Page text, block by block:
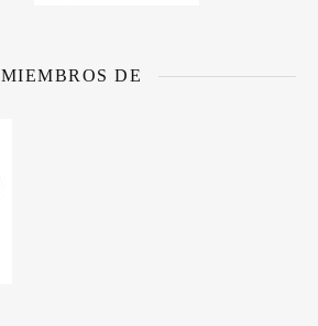
MIEMBROS DE